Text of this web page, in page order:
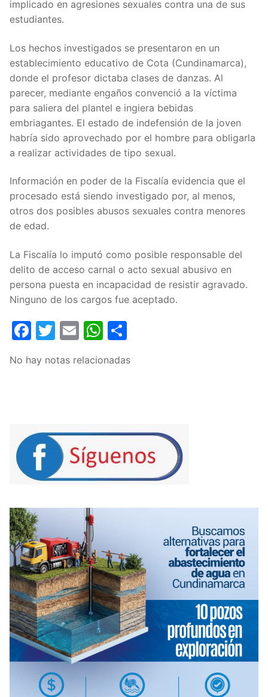
implicado en agresiones sexuales contra una de sus
estudiantes.
Los hechos investigados se presentaron en un
establecimiento educativo de Cota (Cundinamarca),
donde el profesor dictaba clases de danzas. Al
parecer, mediante engaños convenció a la víctima
para saliera del plantel e ingiera bebidas
embriagantes. El estado de indefensión de la joven
habría sido aprovechado por el hombre para obligarla
a realizar actividades de tipo sexual.
Información en poder de la Fiscalía evidencia que el
procesado está siendo investigado por, al menos,
otros dos posibles abusos sexuales contra menores
de edad.
La Fiscalía lo imputó como posible responsable del
delito de acceso carnal o acto sexual abusivo en
persona puesta en incapacidad de resistir agravado.
Ninguno de los cargos fue aceptado.
Facebook
Twitter
EmailWhatsApp
No hay notas relacionadas